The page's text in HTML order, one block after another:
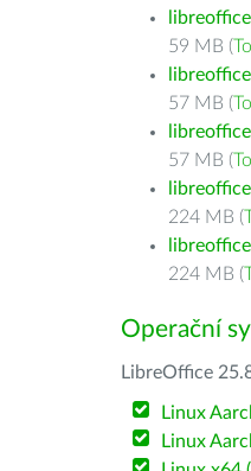
59 MB (
57 MB (
57 MB (
224 MB (
224 MB (
Operační
LibreOffice
Linux
Linux